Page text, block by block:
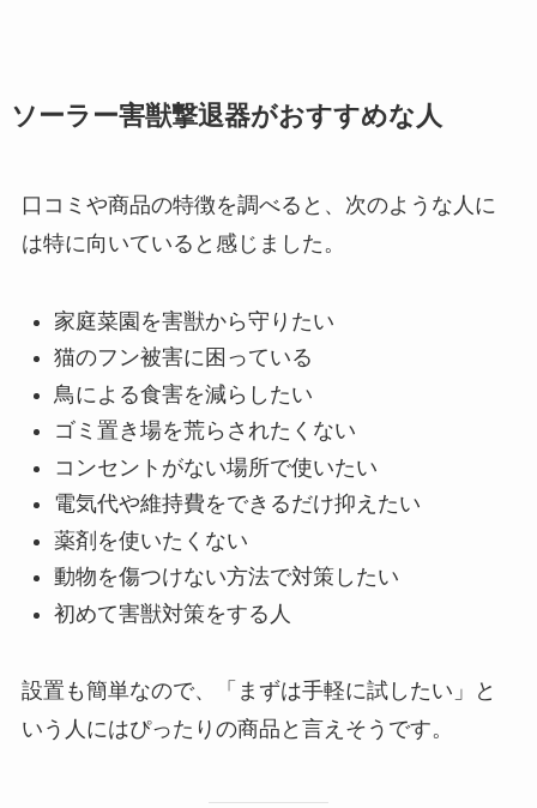
ソーラー害獣撃退器がおすすめな人
口コミや商品の特徴を調べると、次のような人に
は特に向いていると感じました。
家庭菜園を害獣から守りたい
猫のフン被害に困っている
鳥による食害を減らしたい
ゴミ置き場を荒らされたくない
コンセントがない場所で使いたい
電気代や維持費をできるだけ抑えたい
薬剤を使いたくない
動物を傷つけない方法で対策したい
初めて害獣対策をする人
設置も簡単なので、「まずは手軽に試したい」と
いう人にはぴったりの商品と言えそうです。